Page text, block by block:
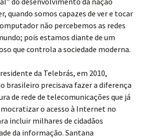
quando somos capazes de ver e tocar
não percebemos as redes
pois estamos diante de um
que controla a sociedade moderna.
da Telebrás, em 2010,
brasileiro precisava fazer a diferença
de rede de telecomunicações que já
o acesso à Internet no
incluir milhares de cidadãos
da informação. Santana